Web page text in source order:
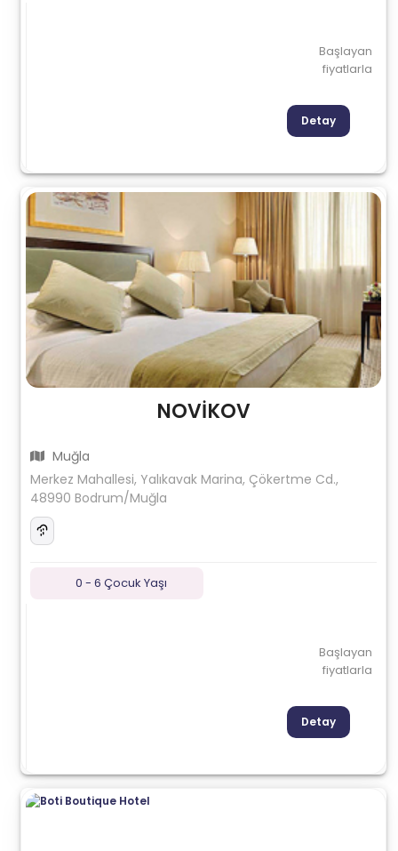
Başlayan
fiyatlarla
Detay
NOVİKOV
Muğla
Merkez Mahallesi, Yalıkavak Marina, Çökertme Cd.,
48990 Bodrum/Muğla
0 - 6 Çocuk Yaşı
Başlayan
fiyatlarla
Detay